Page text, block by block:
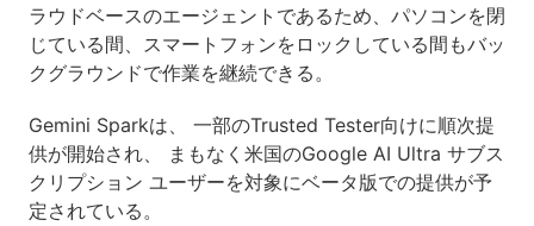
ラウドベースのエージェントであるため、パソコンを閉
じている間、スマートフォンをロックしている間もバッ
クグラウンドで作業を継続できる。
Gemini Sparkは、 一部のTrusted Tester向けに順次提
供が開始され、 まもなく米国のGoogle AI Ultra サブス
クリプション ユーザーを対象にベータ版での提供が予
定されている。